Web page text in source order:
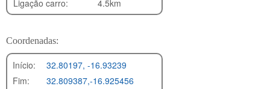
Ligação carro:
4.5km
Coordenadas:
Início:
32.80197, -16.93239
Fim:
32.809387,-16.925456